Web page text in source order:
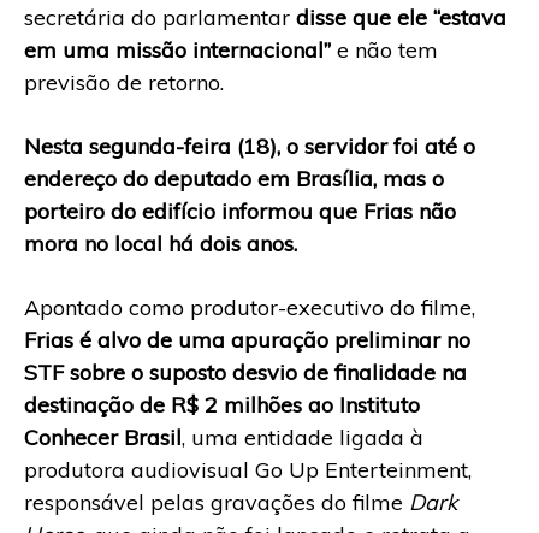
secretária do parlamentar disse que ele “estava
em uma missão internacional” e não tem
previsão de retorno.
Nesta segunda-feira (18), o servidor foi até o
endereço do deputado em Brasília, mas o
porteiro do edifício informou que Frias não
mora no local há dois anos.
Apontado como produtor-executivo do filme,
Frias é alvo de uma apuração preliminar no
STF sobre o suposto desvio de finalidade na
destinação de R$ 2 milhões ao Instituto
Conhecer Brasil, uma entidade ligada à
produtora audiovisual Go Up Enterteinment,
responsável pelas gravações do filme Dark